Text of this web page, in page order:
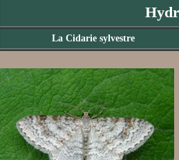
La Cidarie sylvestre